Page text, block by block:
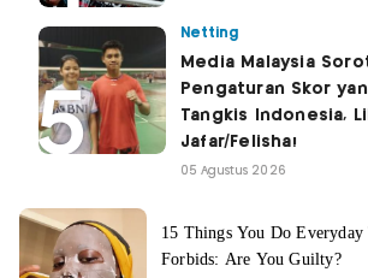
Netting
Media Malaysia
Pengaturan Skor
Tangkis Indonesia,
Jafar/Felisha!
05 Agustus 2026